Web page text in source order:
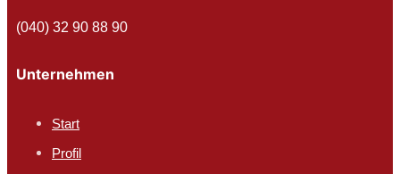
(040) 32 90 88 90
Unternehmen
Start
Profil